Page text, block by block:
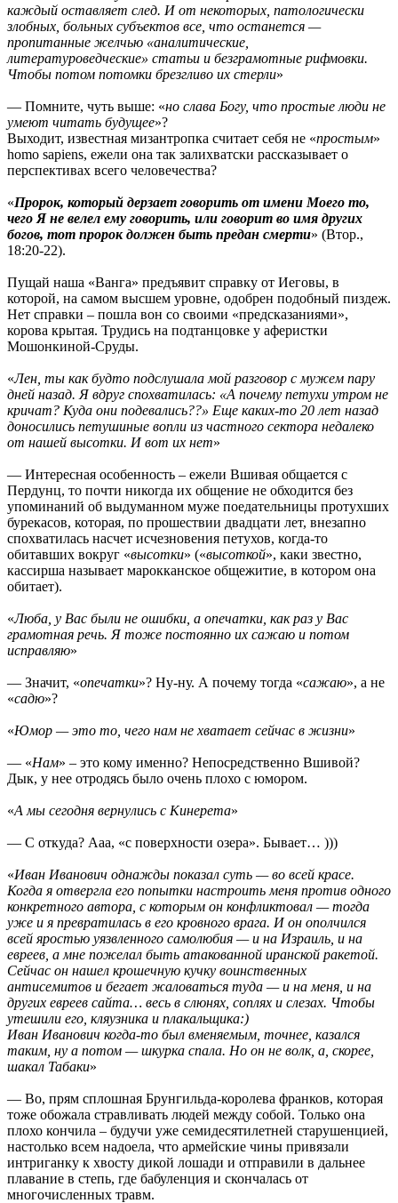
каждый оставляет след. И от некоторых, патологически
злобных, больных субъектов все, что останется —
пропитанные желчью «аналитические,
литературоведческие» статьи и безграмотные рифмовки.
Чтобы потом потомки брезгливо их стерли»
— Помните, чуть выше: «но слава Богу, что простые люди не
умеют читать будущее»?
Выходит, известная мизантропка считает себя не «простым»
homo sapiens, ежели она так залихватски рассказывает о
перспективах всего человечества?
«Пророк, который дерзает говорить от имени Моего то,
чего Я не велел ему говорить, или говорит во имя других
богов, тот пророк должен быть предан смерти» (Втор.,
18:20-22).
Пущай наша «Ванга» предъявит справку от Иеговы, в
которой, на самом высшем уровне, одобрен подобный пиздеж.
Нет справки – пошла вон со своими «предсказаниями»,
корова крытая. Трудись на подтанцовке у аферистки
Мошонкиной-Сруды.
«Лен, ты как будто подслушала мой разговор с мужем пару
дней назад. Я вдруг спохватилась: «А почему петухи утром не
кричат? Куда они подевались??» Еще каких-то 20 лет назад
доносились петушиные вопли из частного сектора недалеко
от нашей высотки. И вот их нет»
— Интересная особенность – ежели Вшивая общается с
Пердунц, то почти никогда их общение не обходится без
упоминаний об выдуманном муже поедательницы протухших
бурекасов, которая, по прошествии двадцати лет, внезапно
спохватилась насчет исчезновения петухов, когда-то
обитавших вокруг «высотки» («высоткой», каки звестно,
кассирша называет марокканское общежитие, в котором она
обитает).
«Люба, у Вас были не ошибки, а опечатки, как раз у Вас
грамотная речь. Я тоже постоянно их сажаю и потом
исправляю»
— Значит, «опечатки»? Ну-ну. А почему тогда «сажаю», а не
«садю»?
«Юмор — это то, чего нам не хватает сейчас в жизни»
— «Нам» – это кому именно? Непосредственно Вшивой?
Дык, у нее отродясь было очень плохо с юмором.
«А мы сегодня вернулись с Кинерета»
— С откуда? Ааа, «с поверхности озера». Бывает… )))
«Иван Иванович однажды показал суть — во всей красе.
Когда я отвергла его попытки настроить меня против одного
конкретного автора, с которым он конфликтовал — тогда
уже и я превратилась в его кровного врага. И он ополчился
всей яростью уязвленного самолюбия — и на Израиль, и на
евреев, а мне пожелал быть атакованной иранской ракетой.
Сейчас он нашел крошечную кучку воинственных
антисемитов и бегает жаловаться туда — и на меня, и на
других евреев сайта… весь в слюнях, соплях и слезах. Чтобы
утешили его, кляузника и плакальщика:)
Иван Иванович когда-то был вменяемым, точнее, казался
таким, ну а потом — шкурка спала. Но он не волк, а, скорее,
шакал Табаки»
— Во, прям сплошная Брунгильда-королева франков, которая
тоже обожала стравливать людей между собой. Только она
плохо кончила – будучи уже семидесятилетней старушенцией,
настолько всем надоела, что армейские чины привязали
интриганку к хвосту дикой лошади и отправили в дальнее
плавание в степь, где бабуленция и скончалась от
многочисленных травм.